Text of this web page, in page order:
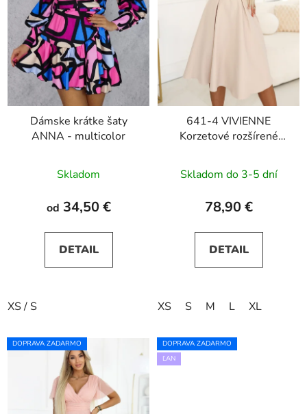
Dámske krátke šaty
ANNA - multicolor
Skladom
od 34,50 €
DETAIL
XS / S
641-4 VIVIENNE
Korzetové rozšírené
béžové
Skladom do 3-5 dní
78,90 €
DETAIL
XS S M L XL
DOPRAVA ZADARMO
DOPRAVA ZADARMO
ĽAN